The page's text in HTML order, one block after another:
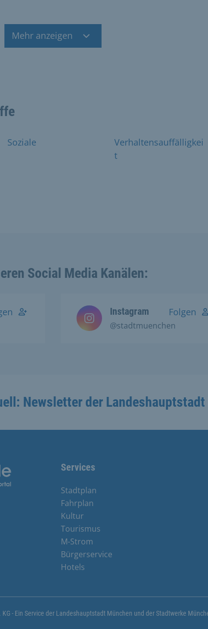
Mehr anzeigen
Soziale
Verhaltensauffälligkei
t
Social Media Kanälen:
Instagram
@stadtmuenchen
Folgen
Newsletter der Landeshauptstadt
Services
Stadtplan
Fahrplan
Kultur
Tourismus
M-Strom
Bürgerservice
Hotels
- Ein Service der Landeshauptstadt München und der Stadtwerke